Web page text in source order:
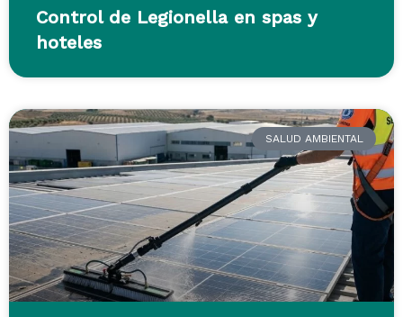
Control de Legionella en spas y
hoteles
SALUD AMBIENTAL